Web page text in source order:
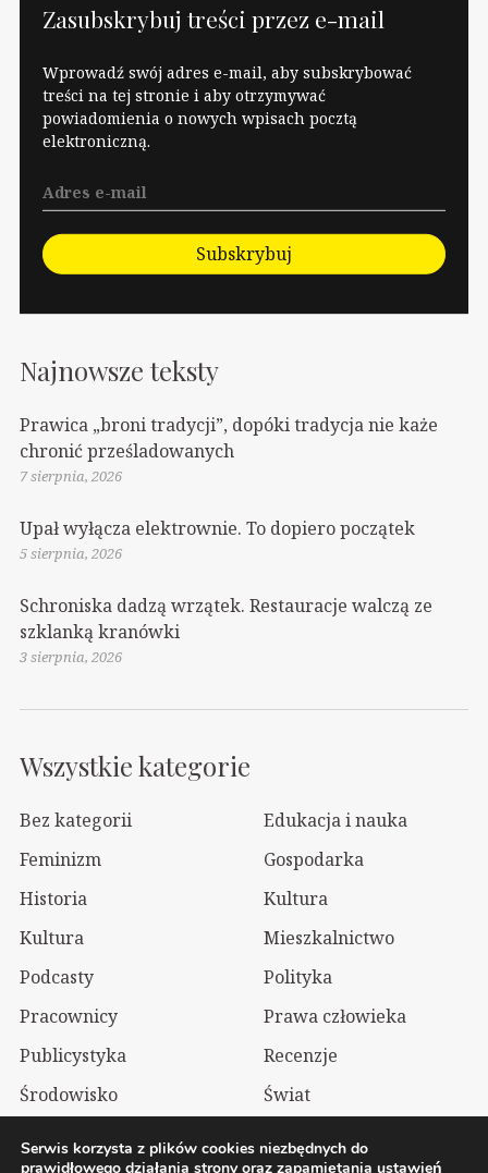
Zasubskrybuj treści przez e-mail
Wprowadź swój adres e-mail, aby subskrybować
treści na tej stronie i aby otrzymywać
powiadomienia o nowych wpisach pocztą
elektroniczną.
Subskrybuj
Najnowsze teksty
Prawica „broni tradycji”, dopóki tradycja nie każe
chronić prześladowanych
7 sierpnia, 2026
Upał wyłącza elektrownie. To dopiero początek
5 sierpnia, 2026
Schroniska dadzą wrzątek. Restauracje walczą ze
szklanką kranówki
3 sierpnia, 2026
Wszystkie kategorie
Bez kategorii
Edukacja i nauka
Feminizm
Gospodarka
Historia
Kultura
Kultura
Mieszkalnictwo
Podcasty
Polityka
Pracownicy
Prawa człowieka
Publicystyka
Recenzje
Środowisko
Świat
Serwis korzysta z plików cookies niezbędnych do
prawidłowego działania strony oraz zapamiętania ustawień